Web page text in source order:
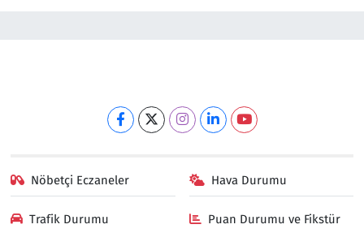
Nöbetçi Eczaneler Hava Durumu
Trafik Durumu Puan Durumu ve Fikstür